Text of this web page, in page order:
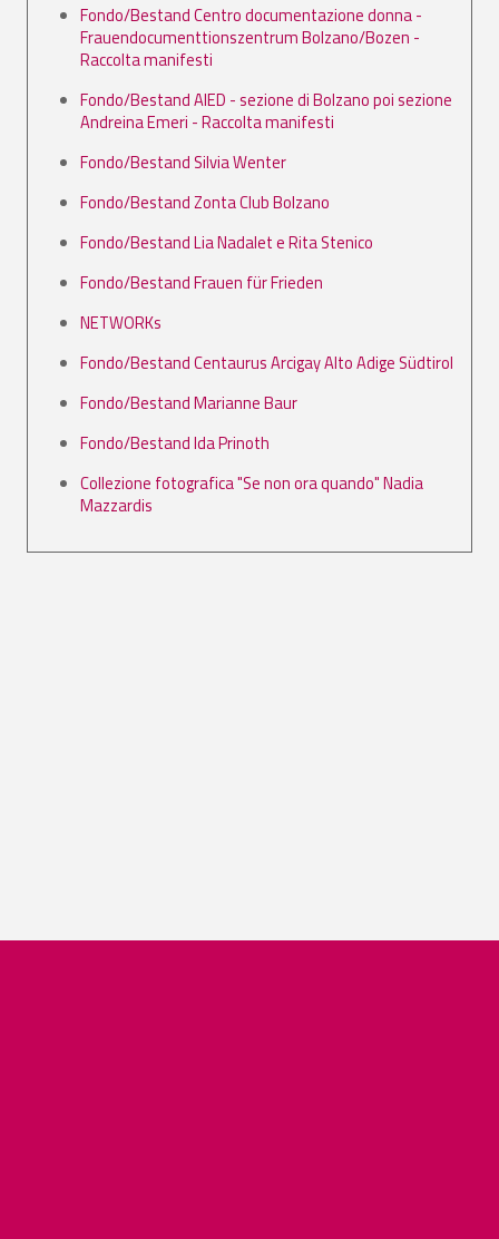
Fondo/Bestand Centro documentazione donna -
Frauendocumenttionszentrum Bolzano/Bozen -
Raccolta manifesti
Fondo/Bestand AIED - sezione di Bolzano poi sezione
Andreina Emeri - Raccolta manifesti
Fondo/Bestand Silvia Wenter
Fondo/Bestand Zonta Club Bolzano
Fondo/Bestand Lia Nadalet e Rita Stenico
Fondo/Bestand Frauen für Frieden
NETWORKs
Fondo/Bestand Centaurus Arcigay Alto Adige Südtirol
Fondo/Bestand Marianne Baur
Fondo/Bestand Ida Prinoth
Collezione fotografica "Se non ora quando" Nadia
Mazzardis